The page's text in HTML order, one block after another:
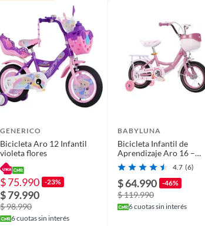
carbono de alta calidad, siendo resistente y duradero.
brindando una gran estabilidad durante la
manipulación y transporte fáciles.
confiable, garantizando la seguridad.
que ofrecen una gran adherencia y se adaptan a una
satisfacer las necesidades de diferentes usuarios.
GENERICO
Bicicleta Aro 12 Infantil
violeta flores
$ 75.990 -23%
$ 79.990
$ 98.990
6cuotas sin interés
BABYLUNA
Bicicleta Infantil de
Aprendizaje Aro 16 –
Modelo Princesa4.7 (6)
$ 64.990 -46%
$ 119.990
6cuotas sin interés